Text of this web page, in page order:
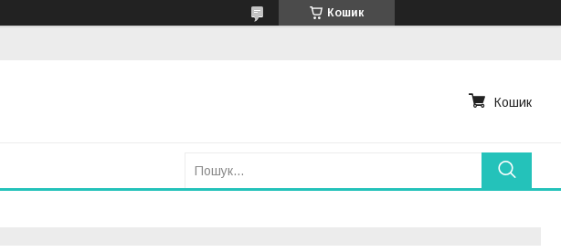
Кошик
Кошик